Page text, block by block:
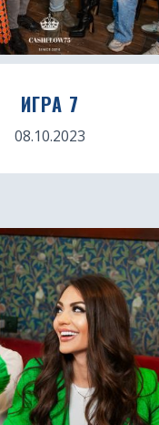
ИГРА 7
08.10.2023